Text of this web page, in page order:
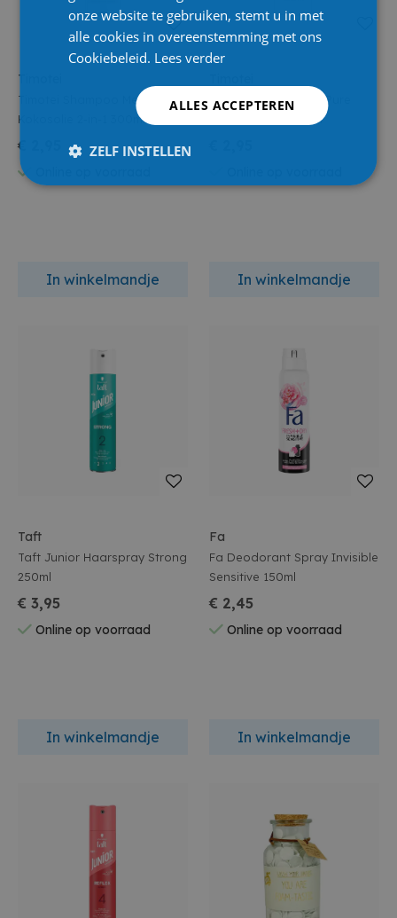
Timotei
Timotei Shampoo Met
Kokosolie 2-in-1 300ml
€ 2,95
In winkelmandje
Timotei Conditioner Pure
Groene Thee 300ml
In winkelmandje
Taft
Taft Junior Haarspray Strong
250ml
€ 3,95
Online op voorraad
In winkelmandje
Fa
Fa Deodorant Spray Invisible
Sensitive 150ml
€ 2,45
Online op voorraad
In winkelmandje
onze website te gebruiken, stemt u in met
alle cookies in overeenstemming met ons
Cookiebeleid. Lees verder
ALLES ACCEPTEREN
ZELF INSTELLEN